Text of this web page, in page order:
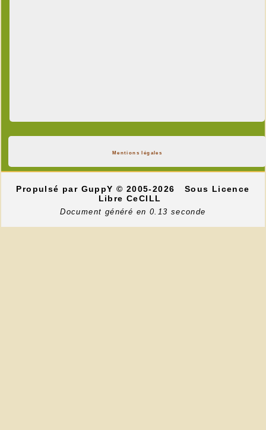
Mentions légales
Propulsé par GuppY© 2005-2026
Sous Licence
Libre CeCILL
Document généré en 0.13 seconde